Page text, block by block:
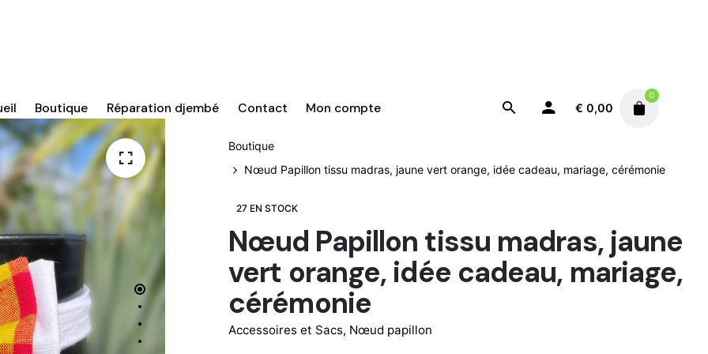
Boutique Réparation djembé Contact Mon compte € 0,00
0
Boutique
Nœud Papillon tissu madras, jaune vert orange, idée cadeau, mariage, cérémonie
27 EN STOCK
Nœud Papillon tissu madras, jaune
vert orange, idée cadeau, mariage,
cérémonie
Accessoires et Sacs, Nœud papillon